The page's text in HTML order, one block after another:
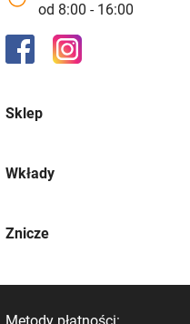
od 8:00 - 16:00
Sklep
Wkłady
Znicze